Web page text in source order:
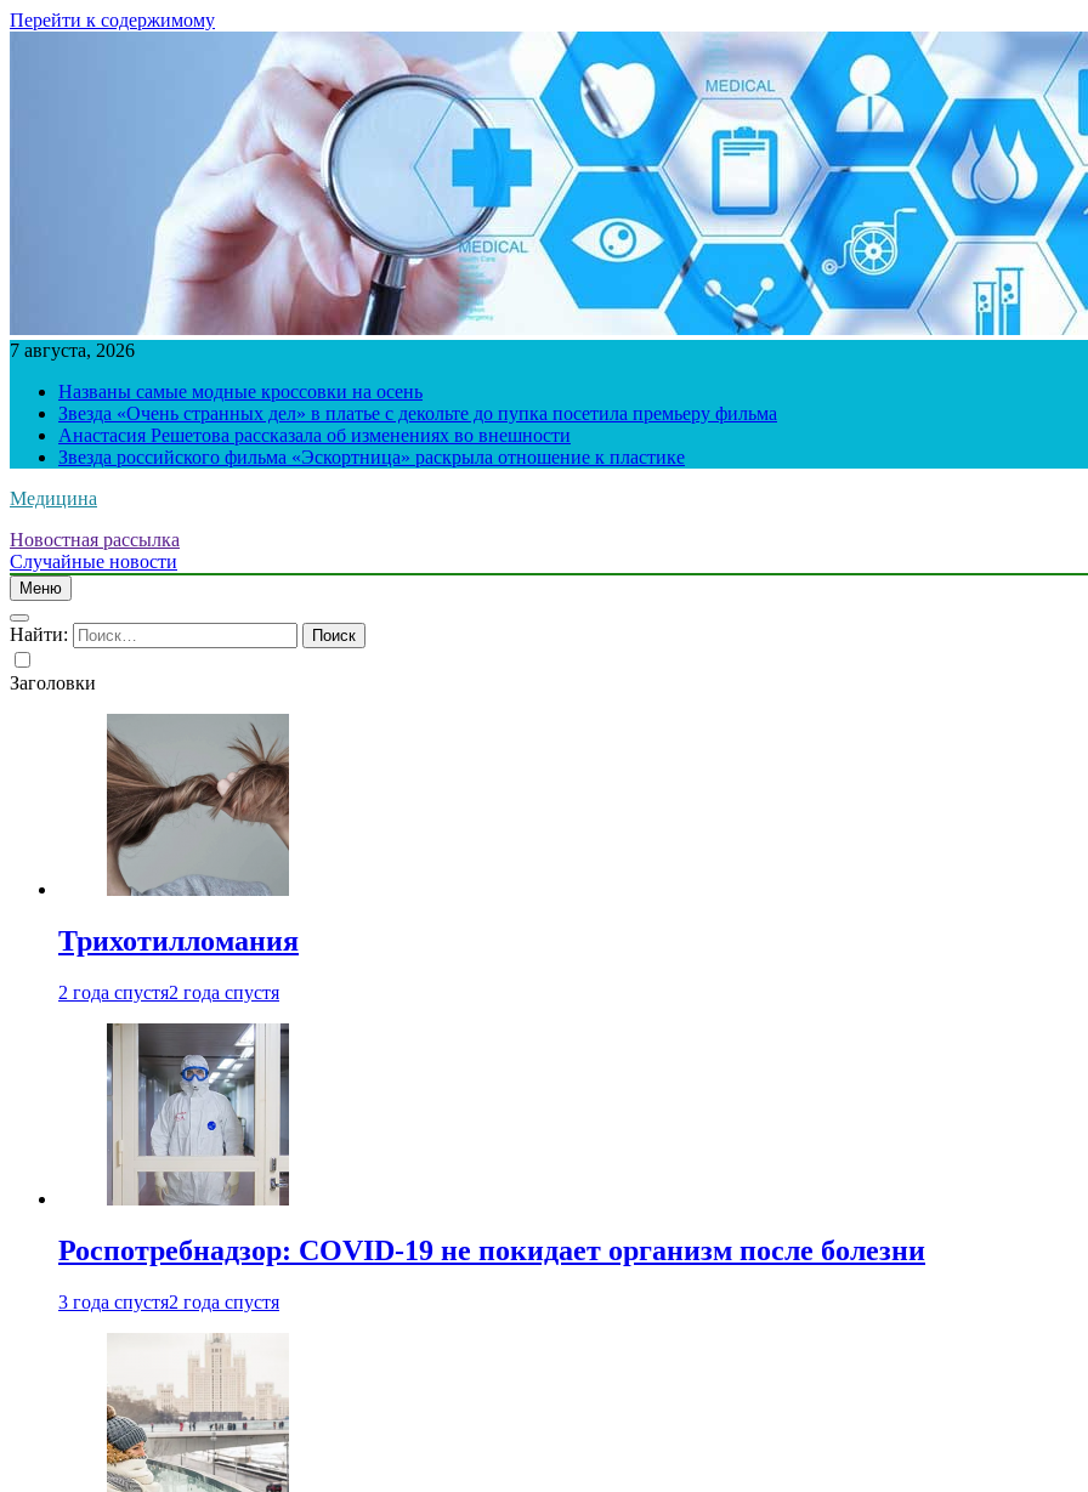
Перейти к содержимому
7 августа, 2026
Названы самые модные кроссовки на осень
Звезда «Очень странных дел» в платье с декольте до пупка посетила премьеру фильма
Анастасия Решетова рассказала об изменениях во внешности
Звезда российского фильма «Эскортница» раскрыла отношение к пластике
Медицина
Новостная рассылка
Случайные новости
Меню
Найти:
Заголовки
Трихотилломания
2 года спустя2 года спустя
Роспотребнадзор: COVID-19 не покидает организм после болезни
3 года спустя2 года спустя